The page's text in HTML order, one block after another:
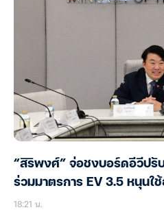
“สิริพงศ์” จ่อชงบอร์ดอีวีปรั
ร่วมมาตรการ EV 3.5 หนุนใ
18:21 น.